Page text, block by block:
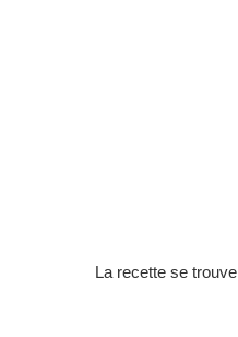
La recette se trouve